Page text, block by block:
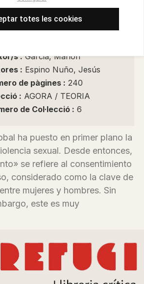
:
d'edició : 01/01/2026
d'edició : 2026
s : Garcia, Manon
: Espino Nuño, Jesús
de pàgines : 240
: AGORA / TEORIA
de Col·lecció : 6
ha puesto en primer plano la
sexual. Desde entonces,
se refiere al consentimiento
considerado como la clave de
mujeres y hombres. Sin
este es muy
totes les cookies